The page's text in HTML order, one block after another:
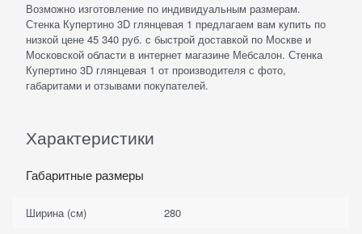
Возможно изготовление по индивидуальным размерам.
Стенка Купертино 3D глянцевая 1 предлагаем вам купить по
низкой цене 45 340 руб. с быстрой доставкой по Москве и
Московской области в интернет магазине Мебсалон. Стенка
Купертино 3D глянцевая 1 от производителя с фото,
габаритами и отзывами покупателей.
Характеристики
Габаритные размеры
Ширина (см)
280